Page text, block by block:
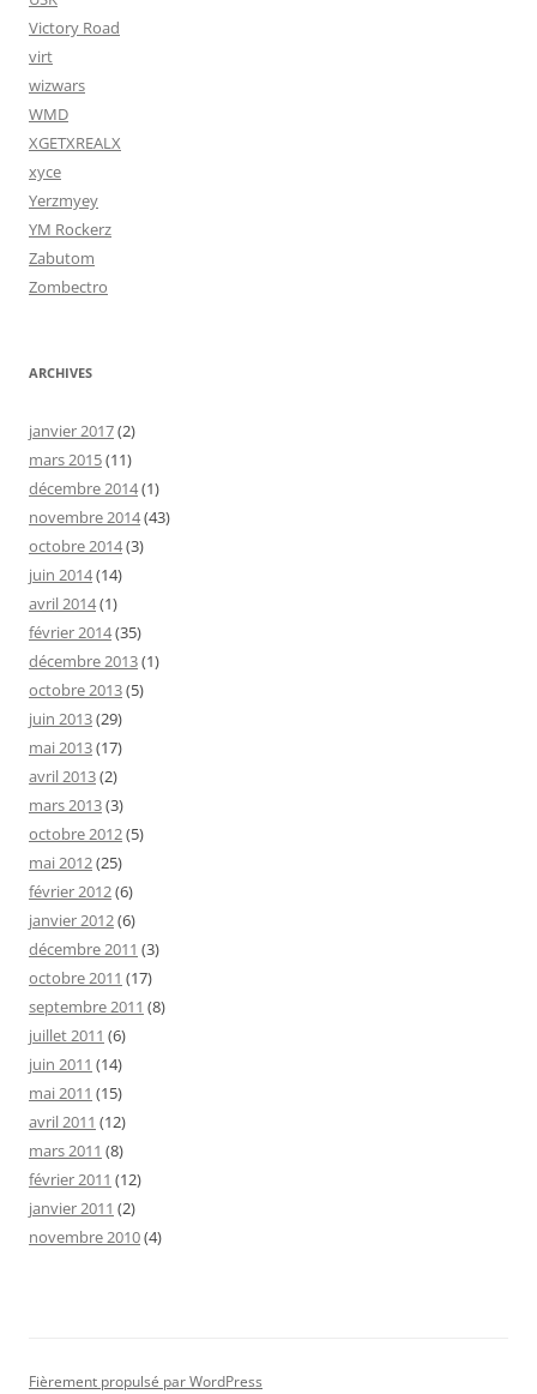
Victory Road
virt
wizwars
WMD
XGETXREALX
xyce
Yerzmyey
YM Rockerz
Zabutom
Zombectro
ARCHIVES
janvier 2017(2)
mars 2015(11)
décembre 2014(1)
novembre 2014(43)
octobre 2014(3)
juin 2014(14)
avril 2014(1)
février 2014(35)
décembre 2013(1)
octobre 2013(5)
juin 2013(29)
mai 2013(17)
avril 2013(2)
mars 2013(3)
octobre 2012(5)
mai 2012(25)
février 2012(6)
janvier 2012(6)
décembre 2011 (3)
octobre 2011 (17)
septembre 2011 (8)
juillet 2011 (6)
juin 2011 (14)
mai 2011 (15)
avril 2011 (12)
mars 2011 (8)
février 2011 (12)
janvier 2011 (2)
novembre 2010(4)
Fièrement propulsé par WordPress